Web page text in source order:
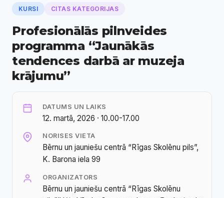
KURSI CITAS KATEGORIJAS
Profesionālās pilnveides
programma “Jaunākās
tendences darbā ar muzeja
krājumu”
DATUMS UN LAIKS
12. martā, 2026 · 10.00-17.00
NORISES VIETA
Bērnu un jauniešu centrā “Rīgas Skolēnu pils”,
K. Barona iela 99
ORGANIZATORS
Bērnu un jauniešu centrā “Rīgas Skolēnu